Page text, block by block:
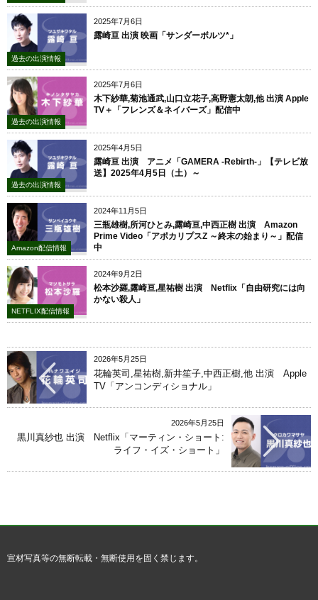
2025年7月6日
過去の出演情報
露崎亘 出演 映画「サンダーボルツ*」
2025年7月6日
過去の出演情報
木下紗華,菊池通武,山口立花子,高野憲太朗,他 出演 Apple
TV＋「フレンズ＆ネイバーズ」配信中
2025年4月5日
過去の出演情報
露崎亘 出演 アニメ「GAMERA -Rebirth-」【テレビ放
送】2025年4月5日（土）～
2024年11月5日
Amazon配信情報
三瓶雄樹,所河ひとみ,露崎亘,中西正樹 出演 Amazon
Prime Video「アポカリプスZ ～終末の始まり～」配信
中
2024年9月2日
NETFLIX配信情報
松本沙羅,露崎亘,星祐樹 出演 Netflix「自由研究には向
かない殺人」
2026年5月25日
花輪英司,星祐樹,新井笙子,中西正樹,他 出演 Apple
TV「アンコンディショナル」
2026年5月25日
黒川真紗也 出演 Netflix「マーティン・ショート:
ライフ・イズ・ショート」
宣材写真等の無断転載・無断使用を固く禁じます。